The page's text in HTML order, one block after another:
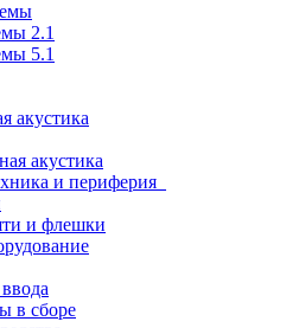
2.1
5.1
акустика
акустика
и периферия
и флешки
в сборе